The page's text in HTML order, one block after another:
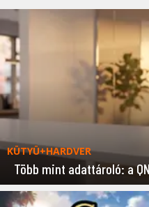
KÜTYÜ+HARDVER
Több mint adattároló: a